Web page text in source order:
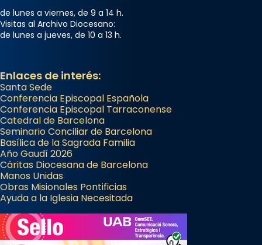
de lunes a viernes, de 9 a 14 h.
Visitas al Archivo Diocesano:
de lunes a jueves, de 10 a 13 h.
Enlaces de interés:
Santa Sede
Conferencia Episcopal Española
Conferencia Episcopal Tarraconense
Catedral de Barcelona
Seminario Conciliar de Barcelona
Basílica de la Sagrada Familia
Año Gaudí 2026
Cáritas Diocesana de Barcelona
Manos Unidas
Obras Misionales Pontificias
Ayuda a la Iglesia Necesitada